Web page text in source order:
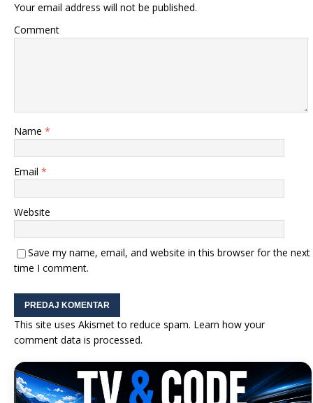
Your email address will not be published.
Comment
Name *
Email *
Website
Save my name, email, and website in this browser for the next
time I comment.
This site uses Akismet to reduce spam. Learn how your
comment data is processed.